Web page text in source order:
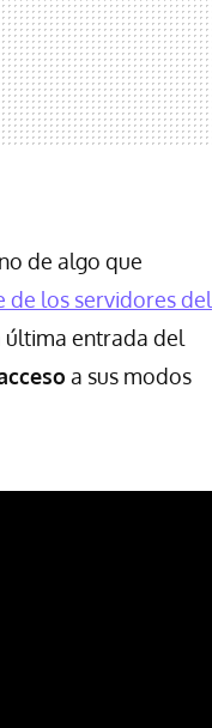
de algo que
de los servidores del
última entrada del
a sus modos